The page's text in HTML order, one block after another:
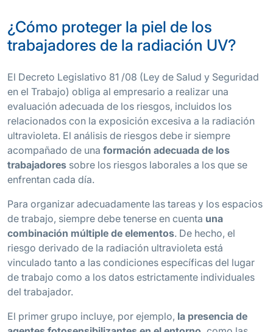
¿Cómo proteger la piel de los
trabajadores de la radiación UV?
El Decreto Legislativo 81 /08 (Ley de Salud y Seguridad
en el Trabajo) obliga al empresario a realizar una
evaluación adecuada de los riesgos, incluidos los
relacionados con la exposición excesiva a la radiación
ultravioleta. El análisis de riesgos debe ir siempre
acompañado de una formación adecuada de los
trabajadores sobre los riesgos laborales a los que se
enfrentan cada día.
Para organizar adecuadamente las tareas y los espacios
de trabajo, siempre debe tenerse en cuenta una
combinación múltiple de elementos. De hecho, el
riesgo derivado de la radiación ultravioleta está
vinculado tanto a las condiciones específicas del lugar
de trabajo como a los datos estrictamente individuales
del trabajador.
El primer grupo incluye, por ejemplo, la presencia de